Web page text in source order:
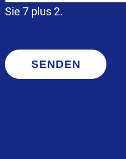
Sie 7 plus 2.
SENDEN